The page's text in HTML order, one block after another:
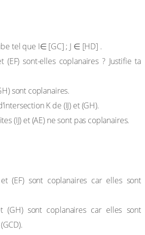
tel que I∈ [GC] ; J ∈ [HD] .
(EF) sont-elles coplanaires ? Justifie ta
sont coplanaires.
K de (IJ) et (GH).
(IJ) et (AE) ne sont pas coplanaires.
(EF) sont coplanaires car elles sont
(GH) sont coplanaires car elles sont